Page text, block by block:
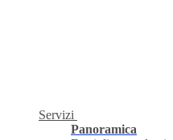
Servizi
Panoramica